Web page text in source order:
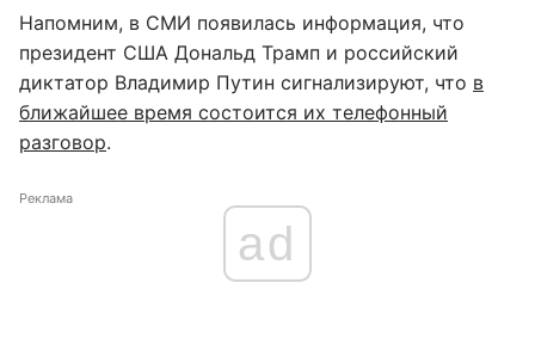
Напомним, в СМИ появилась информация, что
президент США Дональд Трамп и российский
диктатор Владимир Путин сигнализируют, что в
ближайшее время состоится их телефонный
разговор.
Реклама
ad